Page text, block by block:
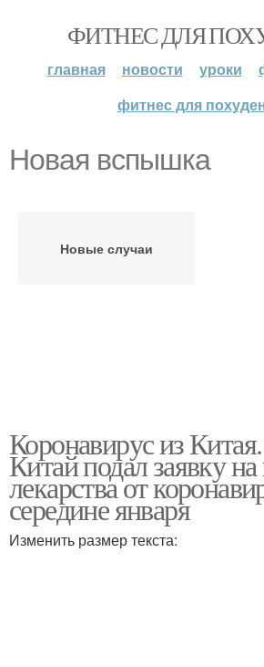
ФИТНЕС ДЛЯ
главная новости уроки
фитнес для
Новая вспышка
Новые случаи
Коронавирус из
Китай подал заявку на
лекарства от
середине января
Изменить размер текста: